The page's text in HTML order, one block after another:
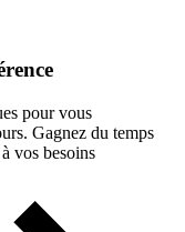
pour vous
Gagnez du temps
vos besoins